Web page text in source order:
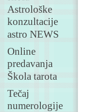
Astrološke
konzultacije
astro NEWS
Online
predavanja
Škola tarota
Tečaj
numerologije